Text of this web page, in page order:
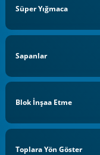
Süper Yığmaca
Sapanlar
Blok İnşaa Etme
Toplara Yön Göster